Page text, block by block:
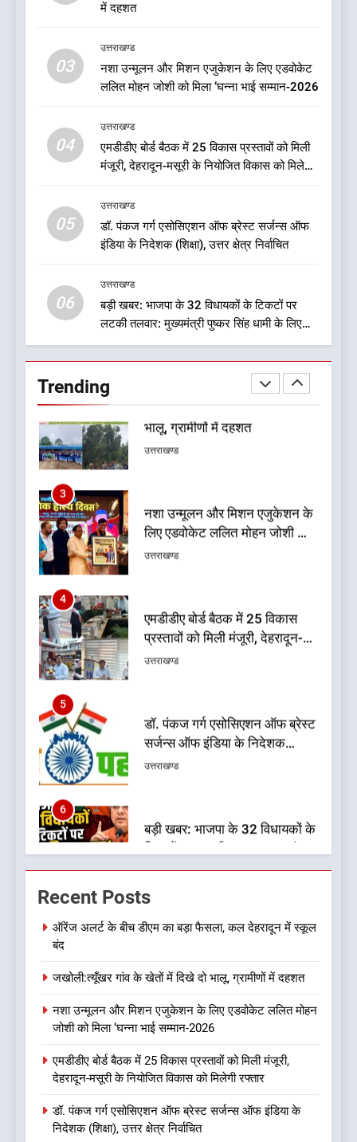
में दहशत
03
उत्तराखण्ड
नशा उन्मूलन और मिशन एजुकेशन के लिए एडवोकेट
ललित मोहन जोशी को मिला ‘घन्ना भाई सम्मान-2026
04
उत्तराखण्ड
एमडीडीए बोर्ड बैठक में 25 विकास प्रस्तावों को मिली
मंजूरी, देहरादून-मसूरी के नियोजित विकास को मिलेगी
05
उत्तराखण्ड
डॉ. पंकज गर्ग एसोसिएशन ऑफ ब्रेस्ट सर्जन्स ऑफ
इंडिया के निदेशक (शिक्षा), उत्तर क्षेत्र निर्वाचित
06
उत्तराखण्ड
बड़ी खबर: भाजपा के 32 विधायकों के टिकटों पर
लटकी तलवार: मुख्यमंत्री पुष्कर सिंह धामी के लिए
सुरक्षित सीट पर मंथन: सूत्र
Trending
निदेशक
उत्तराखण्ड
एक साल बाद बदली धराली की तस्वीर,
आपदा के मलबे से निकलकर फिर
1
ऑरेंज अलर्ट के बीच डीएम का बड़ा
भालू, ग्रामीणों में दहशत
3
नशा उन्मूलन और मिशन एजुकेशन के
एमडीडीए बोर्ड बैठक में 25 विकास
रफ्तार
5
डॉ. पंकज गर्ग एसोसिएशन ऑफ ब्रेस्ट
6
बड़ी खबर: भाजपा के 32 विधायकों के
पर मंथन: सूत्र
7
फेरबदल, डॉ. आशुतोष सयाना बने
उत्तराखण्ड
एक साल बाद बदली धराली की तस्वीर,
आपदा के मलबे से निकलकर फिर
खड़ी हुई जिंदगी
उत्तराखण्ड
1
ऑरेंज अलर्ट के बीच डीएम का बड़ा
फैसला, कल देहरादून में स्कूल बंद
उत्तराखण्ड
Recent Posts
ऑरेंज अलर्ट के बीच डीएम का बड़ा फैसला, कल देहरादून में स्कूल
बंद
जखोली:त्यूँखर गांव के खेतों में दिखे दो भालू, ग्रामीणों में दहशत
नशा उन्मूलन और मिशन एजुकेशन के लिए एडवोकेट ललित मोहन
जोशी को मिला ‘घन्ना भाई सम्मान-2026
एमडीडीए बोर्ड बैठक में 25 विकास प्रस्तावों को मिली मंजूरी,
देहरादून-मसूरी के नियोजित विकास को मिलेगी रफ्तार
डॉ. पंकज गर्ग एसोसिएशन ऑफ ब्रेस्ट सर्जन्स ऑफ इंडिया के
निदेशक (शिक्षा), उत्तर क्षेत्र निर्वाचित